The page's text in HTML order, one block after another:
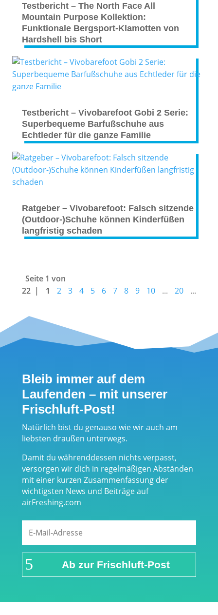
Testbericht – The North Face All
Mountain Purpose Kollektion:
Funktionale Bergsport-Klamotten von
Hardshell bis Short
Testbericht – Vivobarefoot Gobi 2 Serie:
Superbequeme Barfußschuhe aus
Echtleder für die ganze Familie
Ratgeber – Vivobarefoot: Falsch sitzende
(Outdoor-)Schuhe können Kinderfüßen
langfristig schaden
Seite 1 von
22
1 2 3 4 5 6 7 8 9 10 ... 20 ...
Bleib immer auf dem
Laufenden – mit unserer
Frischluft-Post!
Natürlich bist du genauso wie wir auch am
liebsten draußen unterwegs.
Damit du währenddessen nichts verpasst,
versorgen wir dich in regelmäßigen Abständen
mit einer kurzen Zusammenfassung der
wichtigsten News und Beiträge auf
airFreshing.com
Ab zur Frischluft-Post